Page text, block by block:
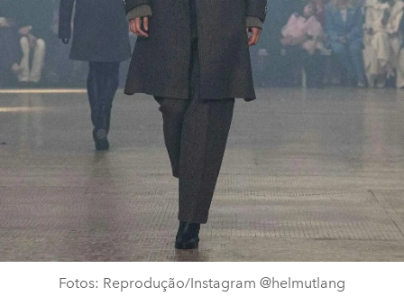
Fotos: Reprodução/Instagram @helmutlang